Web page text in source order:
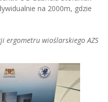
na 2000m, gdzie
ergometru wioślarskiego AZS